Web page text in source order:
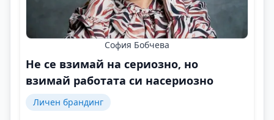
София Бобчева
Не се взимай на сериозно, но
взимай работата си насериозно
Личен брандинг